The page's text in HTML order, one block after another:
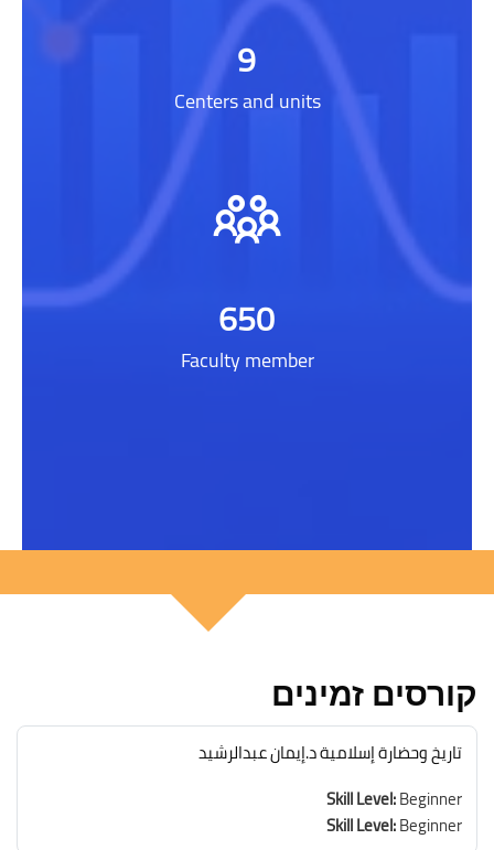
9
Centers and units
650
Faculty member
משבצות (בלוקים)
קורסים זמינים
تاريخ وحضارة إسلامية د.إيمان عبدالرشيد
Skill Level:Beginner
Skill Level:Beginner